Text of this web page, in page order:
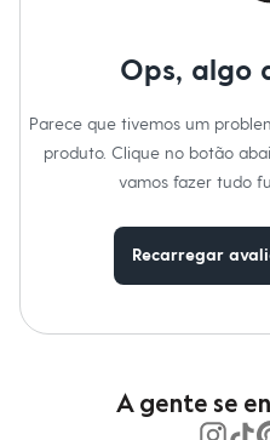
Camisas
Calças
Camisetas e Regatas
Casacos e Jaquetas
Bolsas e Mochilas
Cintos
Carteiras
Gênero: Masculino
Ops, algo
Parece que tivemos um
produto. Clique no botão
vamos fazer tudo
Recarregar
A gente se